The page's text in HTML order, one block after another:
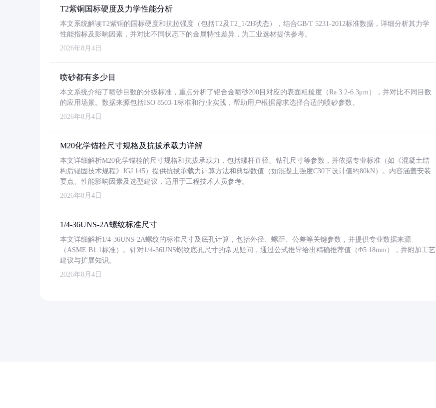
T2紫铜国标硬度及力学性能分析
本文系统解读T2紫铜的国标硬度和抗拉强度（包括T2及T2_1/2H状态），结合GB/T 5231-2012标准数据，详细分析其力学
性能指标及影响因素，并对比不同状态下的金属特性差异，为工业选材提供参考。
2026年8月4日
喷砂都有多少目
本文系统介绍了喷砂目数的分级标准，重点分析了铝合金喷砂200目对应的表面粗糙度（Ra 3.2-6.3μm），并对比不同目数
的应用场景。数据来源包括ISO 8503-1标准和行业实践，帮助用户根据需求选择合适的喷砂参数。
2026年8月4日
M20化学锚栓尺寸规格及抗拔承载力详解
本文详细解析M20化学锚栓的尺寸规格和抗拔承载力，包括螺杆直径、钻孔尺寸等参数，并依据专业标准（如《混凝土结
构后锚固技术规程》JGJ 145）提供抗拔承载力计算方法和典型数值（如混凝土强度C30下设计值约80kN）。内容涵盖安装
要点、性能影响因素及选型建议，适用于工程技术人员参考。
2026年8月4日
1/4-36UNS-2A螺纹标准尺寸
本文详细解析1/4-36UNS-2A螺纹的标准尺寸及底孔计算，包括外径、螺距、公差等关键参数，并提供专业数据来源
（ASME B1.1标准）。针对1/4-36UNS螺纹底孔尺寸的常见疑问，通过公式推导给出精确推荐值（Φ5.18mm），并附加工艺
建议与扩展知识。
2026年8月4日